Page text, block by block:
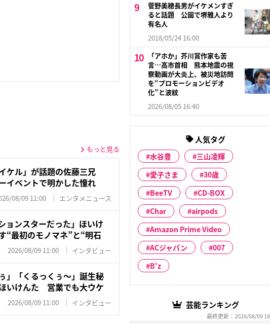
もっと見る
ケル」が話題の佐藤三兄
ベントで明かした憧れ
08/09 11:00 エンタメニュース
ョンスターだった」ほいけ
“最初のモノマネ”と“明石
2026/08/09 11:00 インタビュー
」「くるっくぅ〜」誕生秘
いけんた 営業でも大ウケ
2026/08/09 11:00 インタビュー
菅野美穂長男がイケメンすぎ
ると話題 公園で堺雅人より
有名人
2018/05/24 16:00
「アホか」芥川賞作家も苦
言…高市首相 熊本地震の視
察動画が大炎上、被災地訪問
を“プロモーションビデオ
化”と波紋
2026/08/05 16:40
人気タグ
水谷豊
三山凌輝
愛子さま
30歳
BeeTV
CD-BOX
Char
airpods
Amazon Prime Video
ACジャパン
007
B'z
芸能ランキング
最終更新：2026/08/09